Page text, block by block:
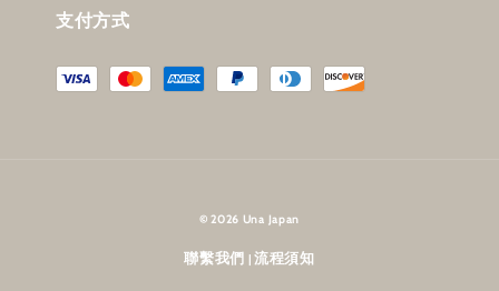
支付方式
© 2026 Una Japan
聯繫我們 |流程須知